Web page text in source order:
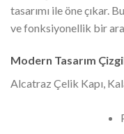
tasarımı ile öne çıkar.
ve fonksiyonellik bir
Modern Tasarım
Alcatraz Çelik Kapı,